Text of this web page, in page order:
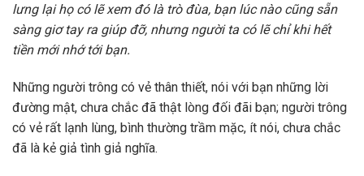
lưng lại họ có lẽ xem đó là trò đùa, bạn lúc nào cũng sẵn
sàng giơ tay ra giúp đỡ, nhưng người ta có lẽ chỉ khi hết
tiền mới nhớ tới bạn.
Những người trông có vẻ thân thiết, nói với bạn những lời
đường mật, chưa chắc đã thật lòng đối đãi bạn; người trông
có vẻ rất lạnh lùng, bình thường trầm mặc, ít nói, chưa chắc
đã là kẻ giả tình giả nghĩa.